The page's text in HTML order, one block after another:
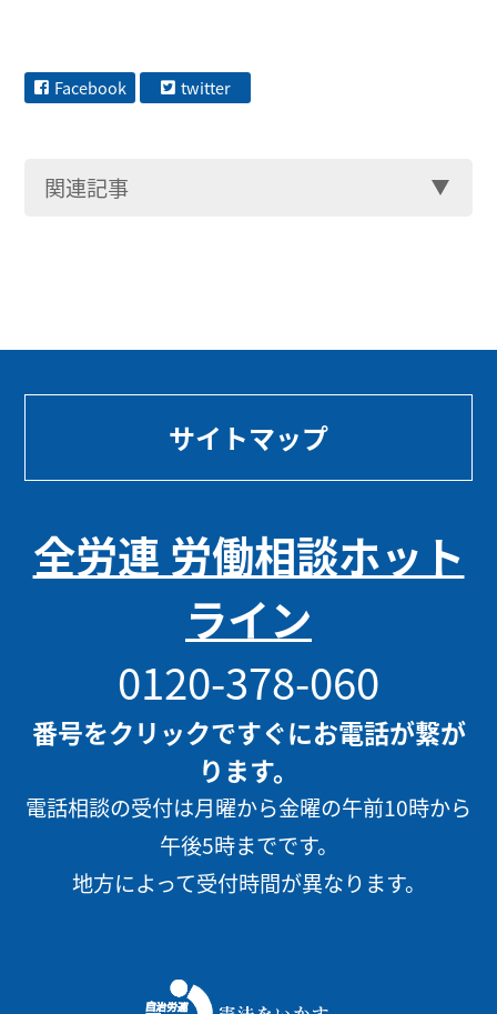
Facebook twitter
関連記事
サイトマップ
全労連 労働相談ホット
ライン
0120-378-060
番号をクリックですぐにお電話が繋が
ります。
電話相談の受付は月曜から金曜の午前10時から
午後5時までです。
地方によって受付時間が異なります。